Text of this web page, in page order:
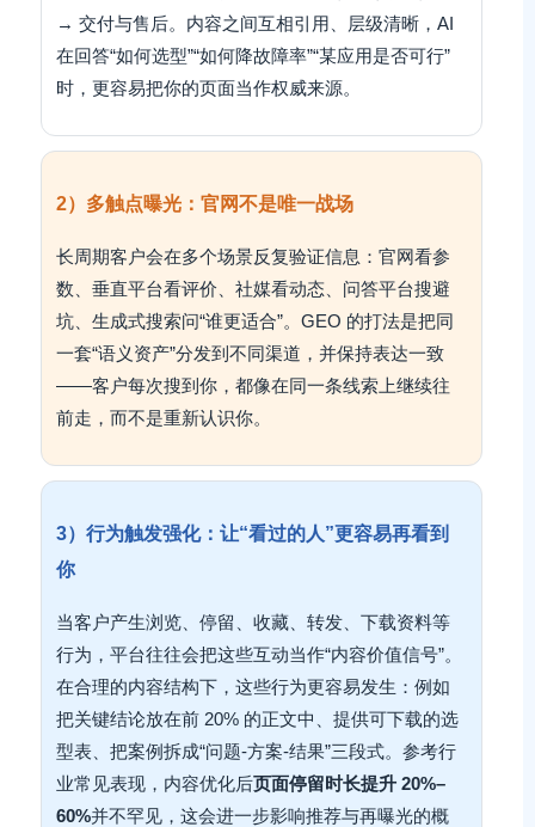
→ 交付与售后。内容之间互相引用、层级清晰，AI
在回答“如何选型”“如何降故障率”“某应用是否可行”
时，更容易把你的页面当作权威来源。
2）多触点曝光：官网不是唯一战场
长周期客户会在多个场景反复验证信息：官网看参
数、垂直平台看评价、社媒看动态、问答平台搜避
坑、生成式搜索问“谁更适合”。GEO 的打法是把同
一套“语义资产”分发到不同渠道，并保持表达一致
——客户每次搜到你，都像在同一条线索上继续往
前走，而不是重新认识你。
3）行为触发强化：让“看过的人”更容易再看到
你
当客户产生浏览、停留、收藏、转发、下载资料等
行为，平台往往会把这些互动当作“内容价值信号”。
在合理的内容结构下，这些行为更容易发生：例如
把关键结论放在前 20% 的正文中、提供可下载的选
型表、把案例拆成“问题-方案-结果”三段式。参考行
业常见表现，内容优化后页面停留时长提升 20%–
60%并不罕见，这会进一步影响推荐与再曝光的概